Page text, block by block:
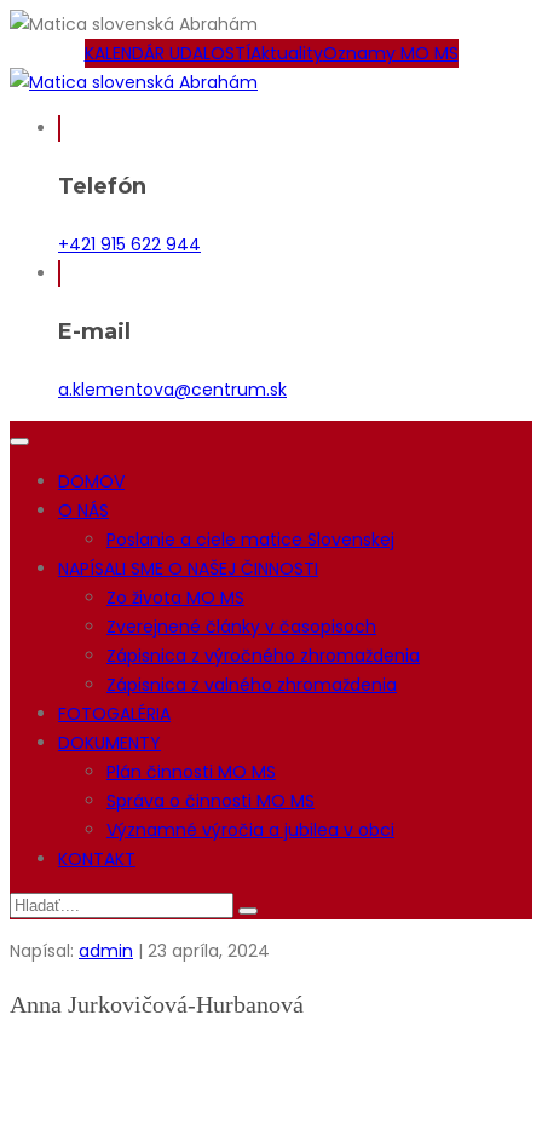
KALENDÁR UDALOSTÍAktualityOznamy MO MS
Telefón
+421 915 622 944
E-mail
a.klementova@centrum.sk
DOMOV
O NÁS
Poslanie a ciele matice Slovenskej
NAPÍSALI SME O NAŠEJ ČINNOSTI
Zo života MO MS
Zverejnené články v časopisoch
Zápisnica z výročného zhromaždenia
Zápisnica z valného zhromaždenia
FOTOGALÉRIA
DOKUMENTY
Plán činnosti MO MS
Správa o činnosti MO MS
Významné výročia a jubilea v obci
KONTAKT
Napísal: admin | 23 apríla, 2024
Anna Jurkovičová-Hurbanová